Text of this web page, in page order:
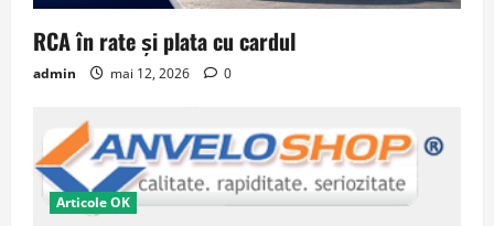
RCA în rate și plata cu cardul
admin mai 12, 2026 0
Articole OK